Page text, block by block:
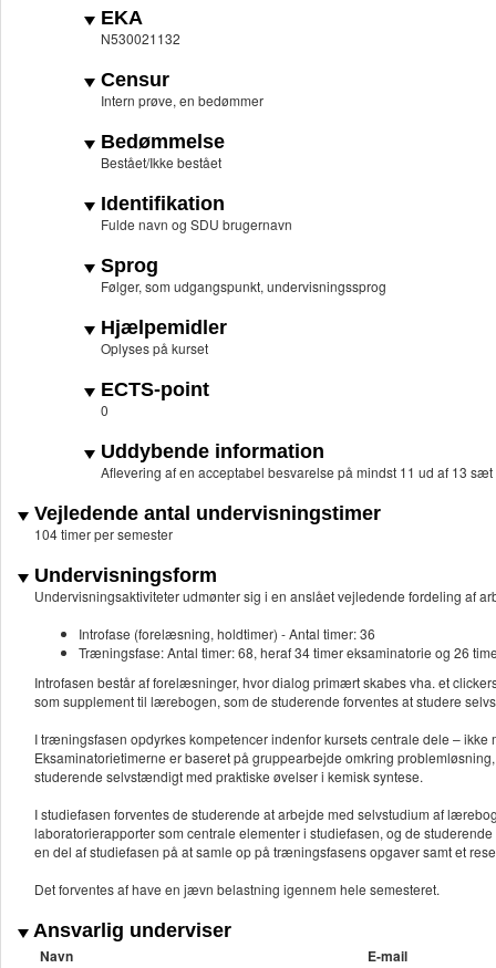
EKA
N530021132
Censur
Intern prøve, en bedømmer
Bedømmelse
Bestået/Ikke bestået
Identifikation
Fulde navn og SDU brugernavn
Sprog
Følger, som udgangspunkt, undervisningssprog
Hjælpemidler
Oplyses på kurset
ECTS-point
0
Uddybende information
Aflevering af en acceptabel besvarelse på mindst 11 ud af 13
Vejledende antal undervisningstimer
104 timer per semester
Undervisningsform
Undervisningsaktiviteter udmønter sig i en anslået vejledende fordeling af
Introfase (forelæsning, holdtimer) - Antal timer: 36
Træningsfase: Antal timer: 68, heraf 34 timer eksaminatorie og 26
Introfasen består af forelæsninger, hvor dialog primært skabes vha. et
som supplement til lærebogen, som de studerende forventes at studere
I træningsfasen opdyrkes kompetencer indenfor kursets centrale dele –
Eksaminatorietimerne er baseret på gruppearbejde omkring
studerende selvstændigt med praktiske øvelser i kemisk syntese.
I studiefasen forventes de studerende at arbejde med selvstudium af
laboratorierapporter som centrale elementer i studiefasen, og de
en del af studiefasen på at samle op på træningsfasens opgaver samt et
Det forventes af have en jævn belastning igennem hele semesteret.
Ansvarlig underviser
Navn E-mail